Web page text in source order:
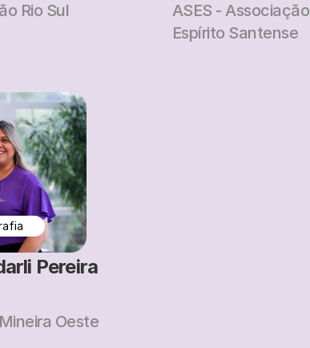
Rio Sul
ASES -
Espírito Santense
Pereira
Oeste